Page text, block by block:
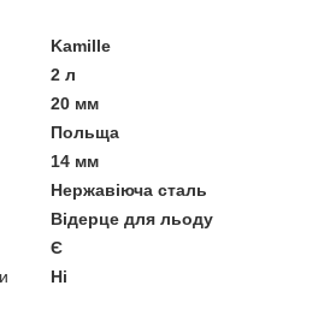
Kamille
2 л
20 мм
Польща
14 мм
Нержавіюча сталь
Відерце для льоду
Є
Ні